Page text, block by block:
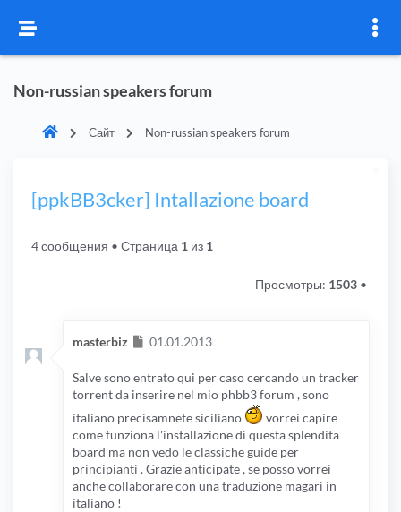
Non-russian speakers forum
Сайт Non-russian speakers forum
[ppkBB3cker] Intallazione board
4 сообщения • Страница 1 из 1
Просмотры: 1503 •
masterbiz Сообщение
01.01.2013
Salve sono entrato qui per caso cercando un tracker
torrent da inserire nel mio phbb3 forum , sono
italiano precisamnete siciliano
vorrei capire
come funziona l'installazione di questa splendita
board ma non vedo le classiche guide per
principianti . Grazie anticipate , se posso vorrei
anche collaborare con una traduzione magari in
italiano !